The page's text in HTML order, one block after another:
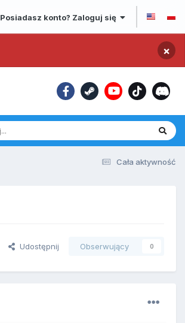
Posiadasz konto? Zaloguj się
×
Cała aktywność
Udostępnij Obserwujący 0